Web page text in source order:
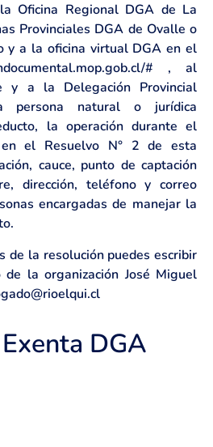
Oficina Regional DGA de La
Provinciales DGA de Ovalle o
y a la oficina virtual DGA en el
# , al
y a la Delegación Provincial
persona natural o jurídica
la operación durante el
en el Resuelvo N° 2 de esta
cauce, punto de captación
dirección, teléfono y correo
encargadas de manejar la
de la resolución puedes escribir
la organización José Miguel
DGA